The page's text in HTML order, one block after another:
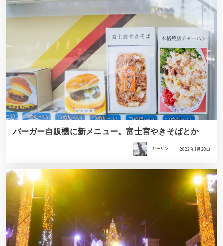
バーガー自販機に新メニュー。富士宮やきそばとか
ガーサン 2022年1月20日